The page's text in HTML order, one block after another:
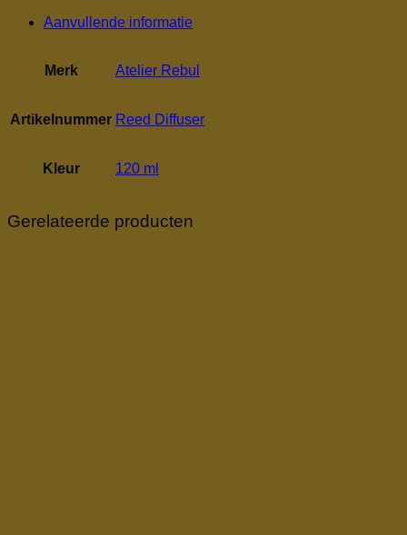
Aanvullende informatie
Merk Atelier Rebul
Artikelnummer Reed Diffuser
Kleur 120 ml
Gerelateerde producten